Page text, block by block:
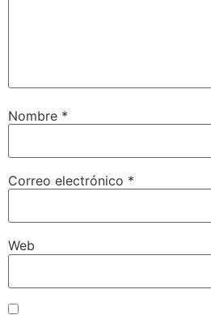
Nombre *
Correo electrónico *
Web